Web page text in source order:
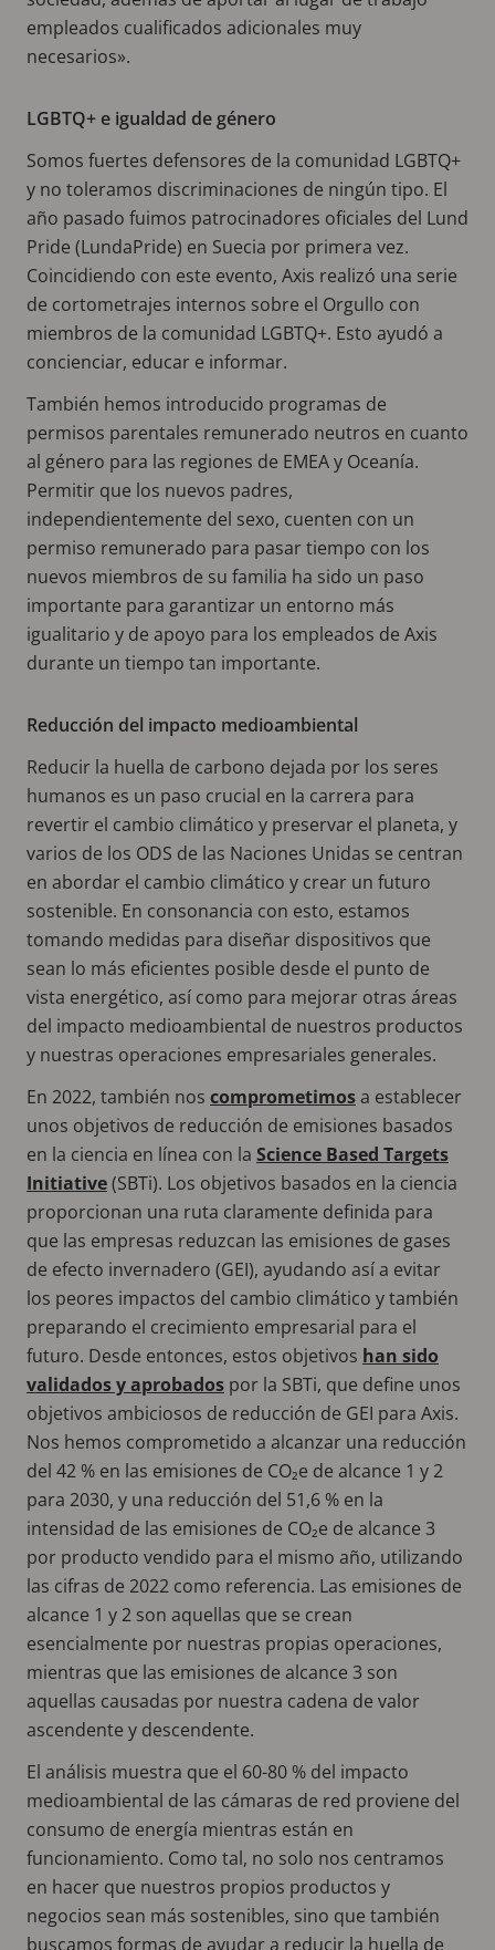
empleados cualificados adicionales muy
necesarios».
LGBTQ+ e igualdad de género
Somos fuertes defensores de la comunidad LGBTQ+
y no toleramos discriminaciones de ningún tipo. El
año pasado fuimos patrocinadores oficiales del Lund
Pride (LundaPride) en Suecia por primera vez.
Coincidiendo con este evento, Axis realizó una serie
de cortometrajes internos sobre el Orgullo con
miembros de la comunidad LGBTQ+. Esto ayudó a
concienciar, educar e informar.
También hemos introducido programas de
permisos parentales remunerado neutros en cuanto
al género para las regiones de EMEA y Oceanía.
Permitir que los nuevos padres,
independientemente del sexo, cuenten con un
permiso remunerado para pasar tiempo con los
nuevos miembros de su familia ha sido un paso
importante para garantizar un entorno más
igualitario y de apoyo para los empleados de Axis
durante un tiempo tan importante.
Reducción del impacto medioambiental
Reducir la huella de carbono dejada por los seres
humanos es un paso crucial en la carrera para
revertir el cambio climático y preservar el planeta, y
varios de los ODS de las Naciones Unidas se centran
en abordar el cambio climático y crear un futuro
sostenible. En consonancia con esto, estamos
tomando medidas para diseñar dispositivos que
sean lo más eficientes posible desde el punto de
vista energético, así como para mejorar otras áreas
del impacto medioambiental de nuestros productos
y nuestras operaciones empresariales generales.
En 2022, también nos comprometimosa establecer
unos objetivos de reducción de emisiones basados
en la ciencia en línea con la Science Based Targets
Initiative(SBTi). Los objetivos basados en la ciencia
proporcionan una ruta claramente definida para
que las empresas reduzcan las emisiones de gases
de efecto invernadero (GEI), ayudando así a evitar
los peores impactos del cambio climático y también
preparando el crecimiento empresarial para el
futuro. Desde entonces, estos objetivos han sido
validados y aprobados por la SBTi, que define unos
objetivos ambiciosos de reducción de GEI para Axis.
Nos hemos comprometido a alcanzar una reducción
del 42 % en las emisiones de CO₂e de alcance 1 y 2
para 2030, y una reducción del 51,6 % en la
intensidad de las emisiones de CO₂e de alcance 3
por producto vendido para el mismo año, utilizando
las cifras de 2022 como referencia. Las emisiones de
alcance 1 y 2 son aquellas que se crean
esencialmente por nuestras propias operaciones,
mientras que las emisiones de alcance 3 son
aquellas causadas por nuestra cadena de valor
ascendente y descendente.
El análisis muestra que el 60-80 % del impacto
medioambiental de las cámaras de red proviene del
consumo de energía mientras están en
funcionamiento. Como tal, no solo nos centramos
en hacer que nuestros propios productos y
negocios sean más sostenibles, sino que también
buscamos formas de ayudar a reducir la huella de